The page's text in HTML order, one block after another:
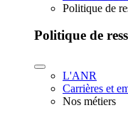
Politique de
Politique de
L'ANR
Carrières et
Nos métiers